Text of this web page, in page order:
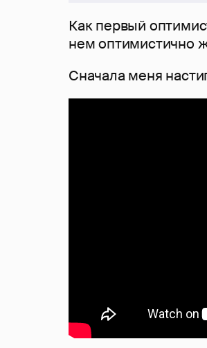
Как первый
нем оптимистично
Сначала меня